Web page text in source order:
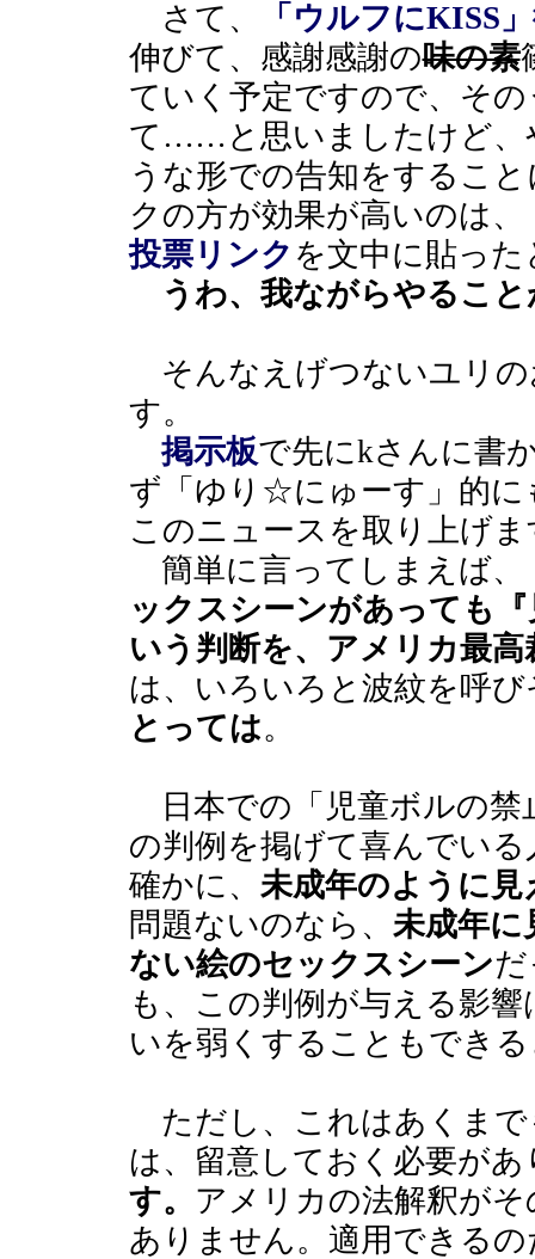
さて、
「ウルフにKISS
伸びて、感謝感謝の味の素
ていく予定ですので、そ
て……と思いましたけど、
うな形での告知をするこ
クの方が効果が高いのは、
投票リンク を文中に貼っ
うわ、我ながらやるこ
そんなえげつないユリの
す。
掲示板で先にkさんに書
ず「ゆり☆にゅーす」的に
このニュースを取り上げま
簡単に言ってしまえば、
ックスシーンがあっても
いう判断を、アメリカ最高
は、いろいろと波紋を呼
とっては。
日本での「児童ボルの禁
の判例を掲げて喜んでい
確かに、 未成年のように
問題ないのなら、 未成年に
ない絵のセックスシーン
も、この判例が与える影
いを弱くすることもでき
ただし、これはあくまで
は、留意しておく必要があ
す。 アメリカの法解釈が
ありません。適用できる